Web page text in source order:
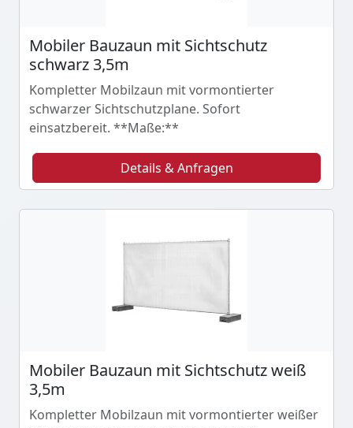
Mobiler Bauzaun mit Sichtschutz
schwarz 3,5m
Kompletter Mobilzaun mit vormontierter
schwarzer Sichtschutzplane. Sofort
einsatzbereit. **Maße:**
Details & Anfragen
Mobiler Bauzaun mit Sichtschutz weiß
3,5m
Kompletter Mobilzaun mit vormontierter weißer